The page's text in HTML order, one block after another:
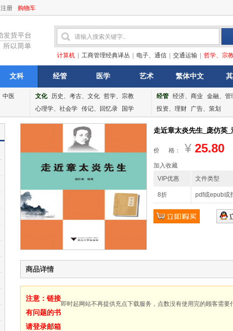
注册 购物车
计算机 工商管理经典译丛 电子、通信 交通运输 哲学、宗
文科 经管 医学 艺术 繁体中文
中医
文化 历史、考古、文化 哲学、宗教
心理学、社会学 传记、回忆录 国学
经管 经济、商业
金融、管
投资、理财
广告、策划
走近章太炎先生_庞仿英
价 格： ¥ 25.80
加入收藏
VIP优惠
文件类型
8折 pdf或epub或
商品详情
注意：链接
有问题的书
请登录邮箱
即时起网站不再提供充点下载服务，点数没有使用完的顾客需要